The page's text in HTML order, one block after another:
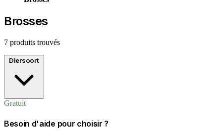
Brosses
7 produits trouvés
Diersoort
Gratuit
Besoin d'aide pour choisir ?